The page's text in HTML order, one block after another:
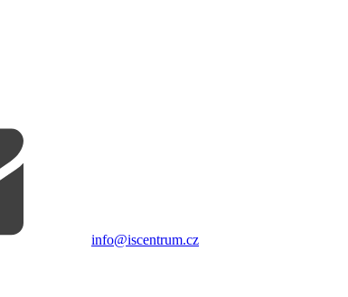
info@iscentrum.cz